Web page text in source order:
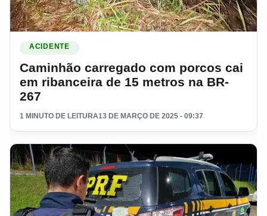
ACIDENTE
Caminhão carregado com porcos cai
em ribanceira de 15 metros na BR-
267
1 MINUTO DE LEITURA13 DE MARÇO DE 2025 - 09:37